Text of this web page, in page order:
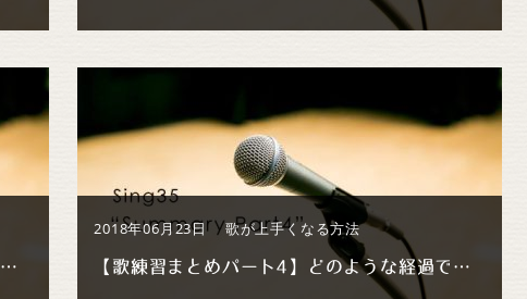
【歌練習まとめパート5】どのような経過で歌い方が変化したのか 後編
2018年06月23日 歌が上手くなる方法
【歌練習まとめパート4】どのような経過で歌い方が変化したのか 中編